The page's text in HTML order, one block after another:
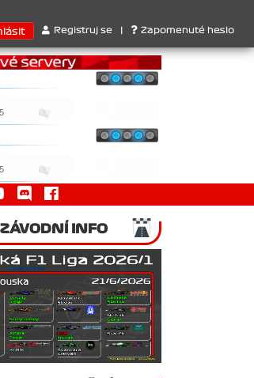
. 2. Williams , 3. RedBull ..... SprintCup -
Registruj se Zapomenuté heslo
INFO